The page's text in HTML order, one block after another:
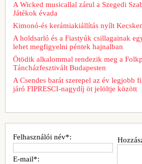
A Wicked musicallal zárul a Szegedi
Játékok évada
Kimonó-és kerámiakiállítás nyílt
A holdsarló és a Fiastyúk csillagainak
lehet megfigyelni péntek hajnalban
Ötödik alkalommal rendezik meg a
Táncházfesztivált Budapesten
A Csendes barát szerepel az év legjobb
járó FIPRESCI-nagydíj öt jelöltje között
Felhasználói név*:
E-mail*: